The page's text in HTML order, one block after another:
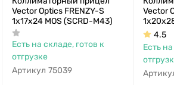
Vector Optics FRENZY-S
1x17x24 MOS (SCRD-M43)
Есть на складе, готов к
отгрузке
Артикул 75039
Vector
4.5
Есть